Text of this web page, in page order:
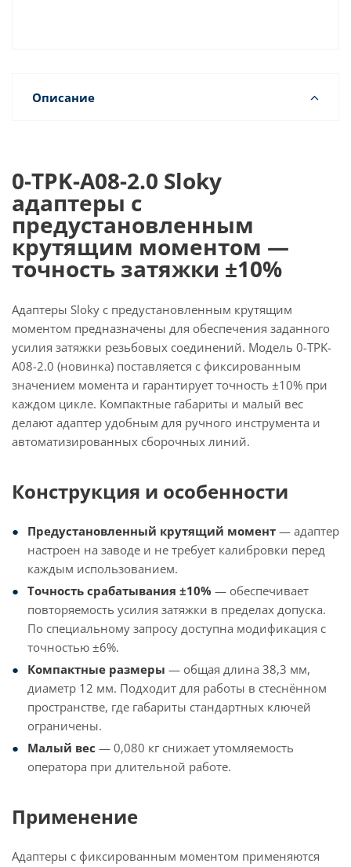
Описание
0-TPK-A08-2.0 Sloky
адаптеры с
предустановленным
крутящим моментом —
точность затяжки ±10%
Адаптеры Sloky с предустановленным крутящим
моментом предназначены для обеспечения заданного
усилия затяжки резьбовых соединений. Модель 0-TPK-
A08-2.0 (новинка) поставляется с фиксированным
значением момента и гарантирует точность ±10% при
каждом цикле. Компактные габариты и малый вес
делают адаптер удобным для ручного инструмента и
автоматизированных сборочных линий.
Конструкция и особенности
Предустановленный крутящий момент — адаптер
настроен на заводе и не требует калибровки перед
каждым использованием.
Точность срабатывания ±10% — обеспечивает
повторяемость усилия затяжки в пределах допуска.
По специальному запросу доступна модификация с
точностью ±6%.
Компактные размеры — общая длина 38,3 мм,
диаметр 12 мм. Подходит для работы в стеснённом
пространстве, где габариты стандартных ключей
ограничены.
Малый вес — 0,080 кг снижает утомляемость
оператора при длительной работе.
Применение
Адаптеры с фиксированным моментом применяются